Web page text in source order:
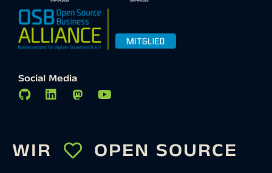
Social Media
WIR OPEN SOURCE